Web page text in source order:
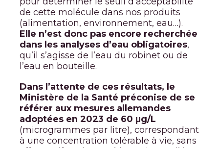
de cette molécule dans nos produits
(alimentation, environnement, eau…).
Elle n’est donc pas encore recherchée
dans les analyses d’eau obligatoires,
qu’il s’agisse de l’eau du robinet ou de
l’eau en bouteille.
Dans l’attente de ces résultats, le
Ministère de la Santé préconise de se
référer aux mesures allemandes
adoptées en 2023 de 60 μg/L
(microgrammes par litre), correspondant
à une concentration tolérable à vie, sans